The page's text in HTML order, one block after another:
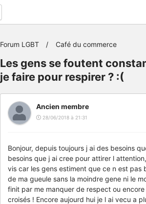
Forum LGBT Café du commerce
Les gens se foutent
je faire pour respirer ? :(
Ancien membre
28/06/2018 à 21:31
Bonjour, depuis toujours j ai des besoins
besoins que j ai cree pour attirer l
vis car les gens estiment que ce n est pas
de ma gueule sans la moindre gene ni le
finit par me manquer de respect ou
croisés ! Encore aujourd hui je l ai vecu a